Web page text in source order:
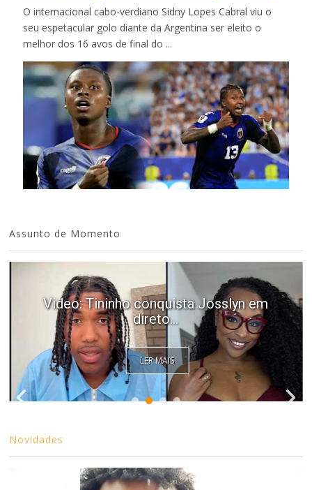
O internacional cabo-verdiano Sidny Lopes Cabral viu o
seu espetacular golo diante da Argentina ser eleito o
melhor dos 16 avos de final do ...
Assunto de Momento
Video: Tininho conquista Josslyn em
direto...
LER MAIS
Novidades